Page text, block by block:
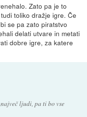
Zato pa je to
toliko dražje igre. Če
se pa zato piratstvo
delati utvare in metati
dobre igre, za katere
ljudi, pa ti bo vse